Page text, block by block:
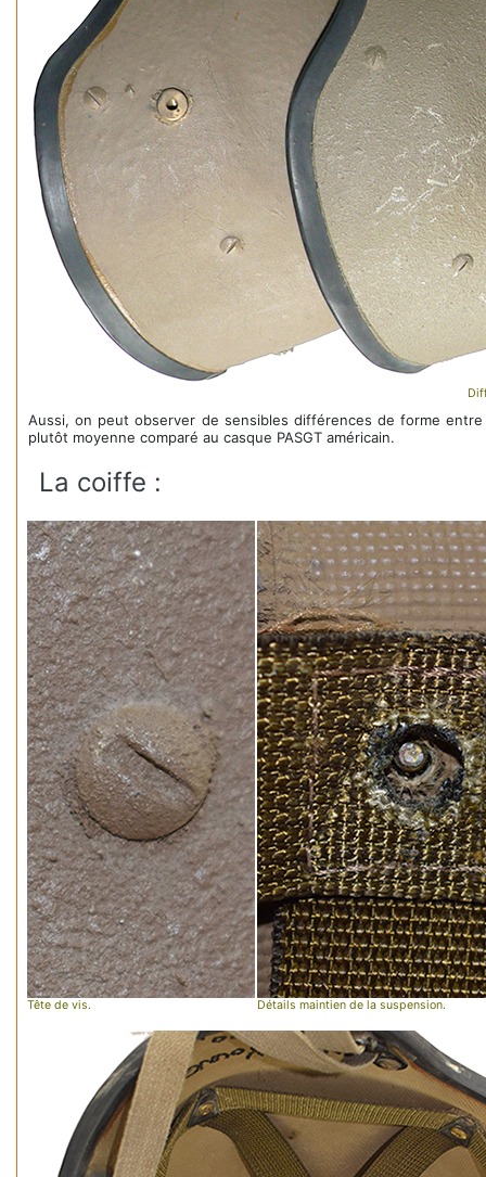
Aussi, on peut observer de sensibles différences de forme
plutôt moyenne comparé au casque PASGT américain.
La coiffe :
Tête de vis. Détails maintien de la suspension.